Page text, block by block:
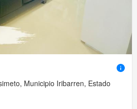
Municipio Iribarren, Estado